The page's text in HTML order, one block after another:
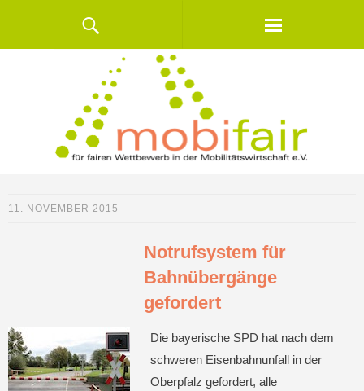
11. NOVEMBER 2015
Notrufsystem für
Bahnübergänge
gefordert
Die bayerische SPD hat nach dem
schweren Eisenbahnunfall in der
Oberpfalz gefordert, alle